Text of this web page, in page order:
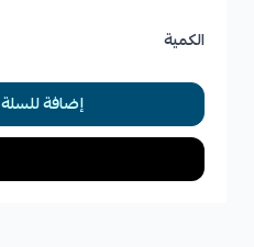
الكمية
إضافة للسلة